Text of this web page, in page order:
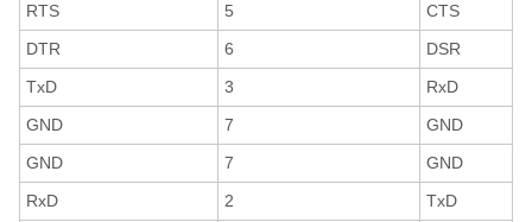
RTS
5
CTS
DTR
6
DSR
TxD
3
RxD
GND
7
GND
GND
7
GND
RxD
2
TxD